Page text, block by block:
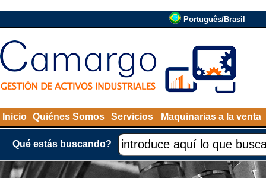
Português/Brasil
Inicio Quiénes Somos Servicios Maquinarias a la venta
Qué estás buscando?